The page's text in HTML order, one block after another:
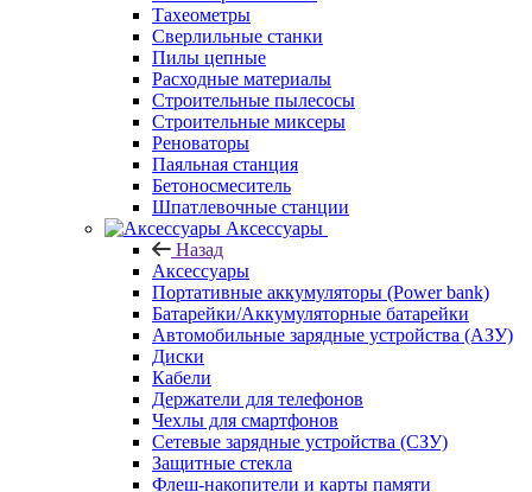
Тахеометры
Сверлильные станки
Пилы цепные
Расходные материалы
Строительные пылесосы
Строительные миксеры
Реноваторы
Паяльная станция
Бетоносмеситель
Шпатлевочные станции
Аксессуары
Назад
Аксессуары
Портативные аккумуляторы (Power bank)
Батарейки/Аккумуляторные батарейки
Автомобильные зарядные устройства (АЗУ)
Диски
Кабели
Держатели для телефонов
Чехлы для смартфонов
Сетевые зарядные устройства (СЗУ)
Защитные стекла
Флеш-накопители и карты памяти